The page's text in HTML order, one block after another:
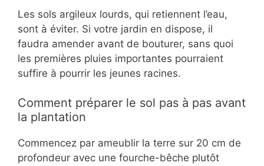
Les sols argileux lourds, qui retiennent l’eau,
sont à éviter. Si votre jardin en dispose, il
faudra amender avant de bouturer, sans quoi
les premières pluies importantes pourraient
suffire à pourrir les jeunes racines.
Comment préparer le sol pas à pas avant
la plantation
Commencez par ameublir la terre sur 20 cm de
profondeur avec une fourche-bêche plutôt